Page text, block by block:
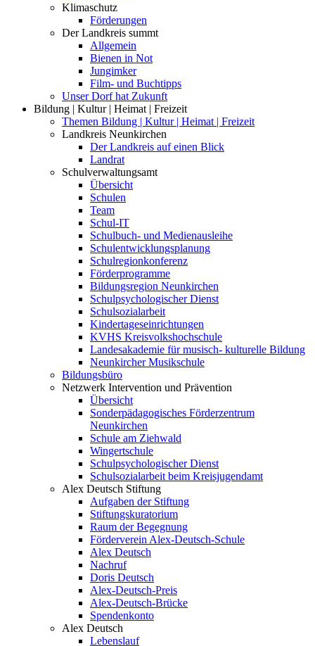
Klimaschutz
Förderungen
Der Landkreis summt
Allgemein
Bienen in Not
Jungimker
Film- und Buchtipps
Unser Dorf hat Zukunft
Bildung | Kultur | Heimat | Freizeit
Themen Bildung | Kultur | Heimat | Freizeit
Landkreis Neunkirchen
Der Landkreis auf einen Blick
Landrat
Schulverwaltungsamt
Übersicht
Schulen
Team
Schul-IT
Schulbuch- und Medienausleihe
Schulentwicklungsplanung
Schulregionkonferenz
Förderprogramme
Bildungsregion Neunkirchen
Schulpsychologischer Dienst
Schulsozialarbeit
Kindertageseinrichtungen
KVHS Kreisvolkshochschule
Landesakademie für musisch- kulturelle Bildung
Neunkircher Musikschule
Bildungsbüro
Netzwerk Intervention und Prävention
Übersicht
Sonderpädagogisches Förderzentrum
Neunkirchen
Schule am Ziehwald
Wingertschule
Schulpsychologischer Dienst
Schulsozialarbeit beim Kreisjugendamt
Alex Deutsch Stiftung
Aufgaben der Stiftung
Stiftungskuratorium
Raum der Begegnung
Förderverein Alex-Deutsch-Schule
Alex Deutsch
Nachruf
Doris Deutsch
Alex-Deutsch-Preis
Alex-Deutsch-Brücke
Spendenkonto
Alex Deutsch
Lebenslauf